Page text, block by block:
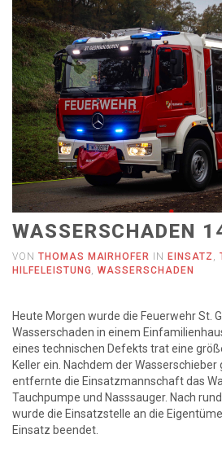
WASSERSCHADEN
VON THOMAS MAIRHOFER INEINSATZ
HILFELEISTUNG
,WASSERSCHADEN
Heute Morgen wurde die Feuerwehr St.
Wasserschaden in einem
eines technischen Defekts trat eine
Keller ein. Nachdem der
entfernte die Einsatzmannschaft das
Tauchpumpe und Nasssauger. Nach
wurde die Einsatzstelle an die
Einsatz beendet.